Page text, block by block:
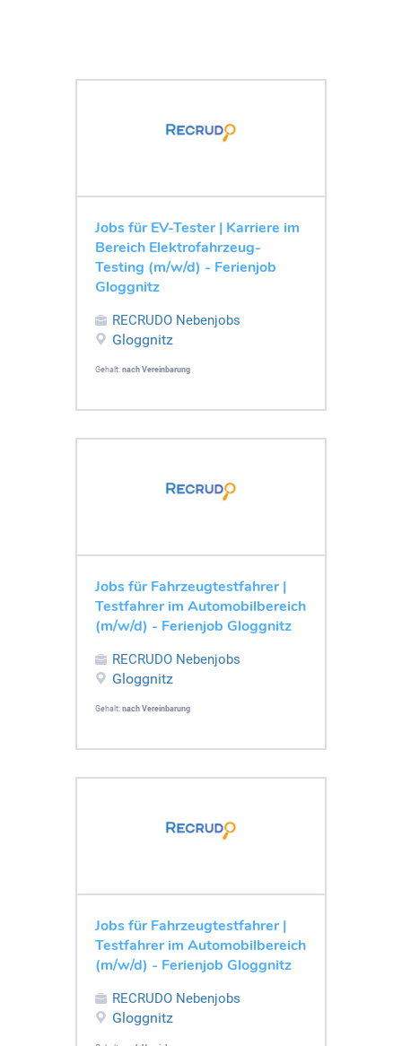
Jobs für EV-Tester | Karriere im
Bereich Elektrofahrzeug-
Testing (m/w/d) - Ferienjob
Gloggnitz
RECRUDO Nebenjobs
Gloggnitz
Gehalt: nach Vereinbarung
Jobs für Fahrzeugtestfahrer |
Testfahrer im Automobilbereich
(m/w/d) - Ferienjob Gloggnitz
RECRUDO Nebenjobs
Gloggnitz
Gehalt: nach Vereinbarung
Jobs für Fahrzeugtestfahrer |
Testfahrer im Automobilbereich
(m/w/d) - Ferienjob Gloggnitz
RECRUDO Nebenjobs
Gloggnitz